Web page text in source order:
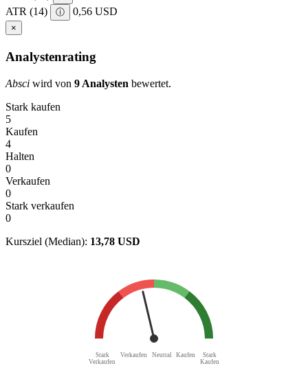
ATR (14)
ⓘ 0,56 USD
×
Analystenrating
Absci wird von 9 Analysten bewertet.
Stark kaufen
5
Kaufen
4
Halten
0
Verkaufen
0
Stark verkaufen
0
Kursziel (Median): 13,78 USD
Stark
Verkaufen
Verkaufen Neutral Kaufen
Stark
Kaufen